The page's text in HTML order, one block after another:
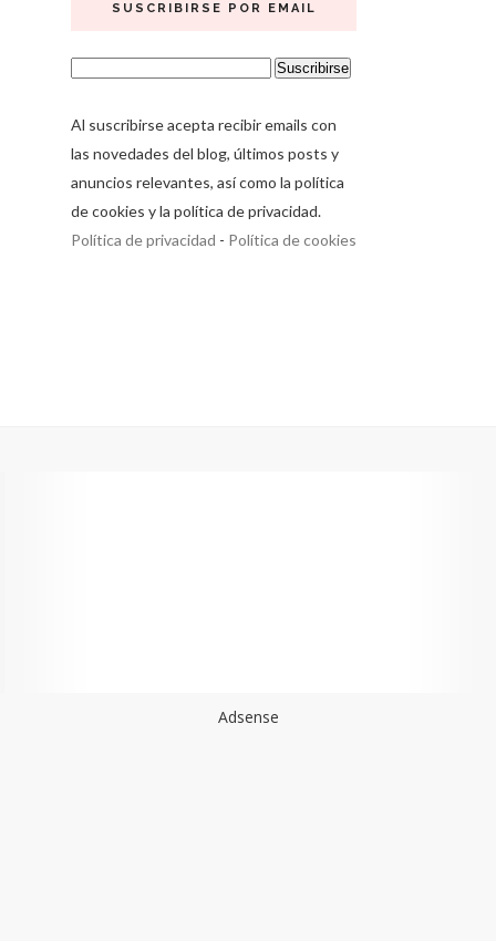
SUSCRIBIRSE POR EMAIL
Al suscribirse acepta recibir emails con
las novedades del blog, últimos posts y
anuncios relevantes, así como la política
de cookies y la política de privacidad.
Política de privacidad - Política de cookies
Adsense